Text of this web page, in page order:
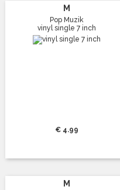
M
Pop Muzik
vinyl single 7 inch
€ 4.99
M